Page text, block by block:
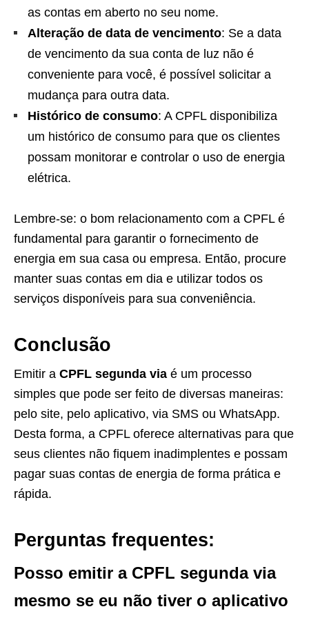
as contas em aberto no seu nome.
Alteração de data de vencimento: Se a data
de vencimento da sua conta de luz não é
conveniente para você, é possível solicitar a
mudança para outra data.
Histórico de consumo: A CPFL disponibiliza
um histórico de consumo para que os clientes
possam monitorar e controlar o uso de energia
elétrica.
Lembre-se: o bom relacionamento com a CPFL é
fundamental para garantir o fornecimento de
energia em sua casa ou empresa. Então, procure
manter suas contas em dia e utilizar todos os
serviços disponíveis para sua conveniência.
Conclusão
Emitir a CPFL segunda via é um processo
simples que pode ser feito de diversas maneiras:
pelo site, pelo aplicativo, via SMS ou WhatsApp.
Desta forma, a CPFL oferece alternativas para que
seus clientes não fiquem inadimplentes e possam
pagar suas contas de energia de forma prática e
rápida.
Perguntas frequentes:
Posso emitir a CPFL segunda via
mesmo se eu não tiver o aplicativo